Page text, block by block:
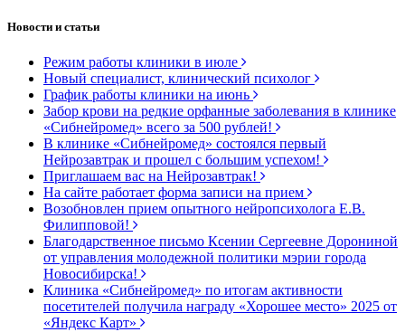
Новости и статьи
Режим работы клиники в июле
Новый специалист, клинический психолог
График работы клиники на июнь
Забор крови на редкие орфанные заболевания в клинике
«Сибнейромед» всего за 500 рублей!
В клинике «Сибнейромед» состоялся первый
Нейрозавтрак и прошел с большим успехом!
Приглашаем вас на Нейрозавтрак!
На сайте работает форма записи на прием
Возобновлен прием опытного нейропсихолога Е.В.
Филипповой!
Благодарственное письмо Ксении Сергеевне Дорониной
от управления молодежной политики мэрии города
Новосибирска!
Клиника «Сибнейромед» по итогам активности
посетителей получила награду «Хорошее место» 2025 от
«Яндекс Карт»